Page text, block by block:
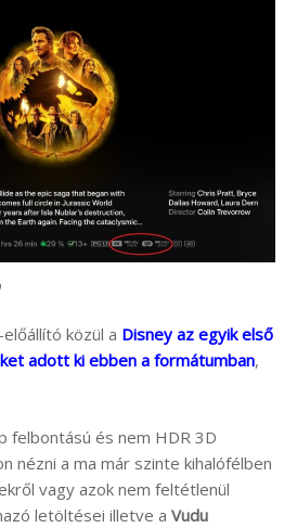
közül a Disney az egyik első
adott ki ebben a formátumban,
felbontású és nem HDR 3D
nézni a ma már szinte kihalófélben
vagy azok nem feltétlenül
letöltései illetve a Vudu